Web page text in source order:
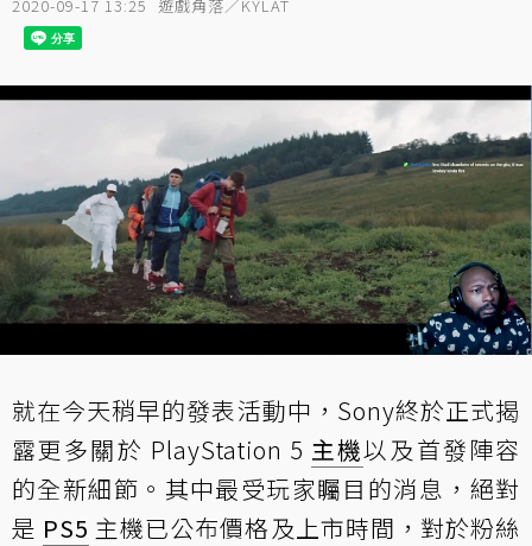
2020-09-17 13:25 遊戲角落／KYLAT
就在今天稍早的發表活動中，Sony終於正式揭
露更多關於 PlayStation 5 主機以及首發陣容
的全新細節。其中最受玩家矚目的消息，絕對
是 PS5 主機已公布價格及上市時間，對於粉絲